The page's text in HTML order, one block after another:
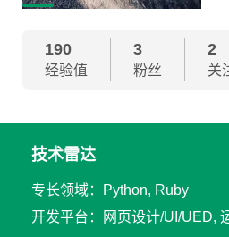
190
经验值
3
粉丝
2
关
技术雷达
专长领域：Python, Ruby
开发平台：网页设计/UI/UED,